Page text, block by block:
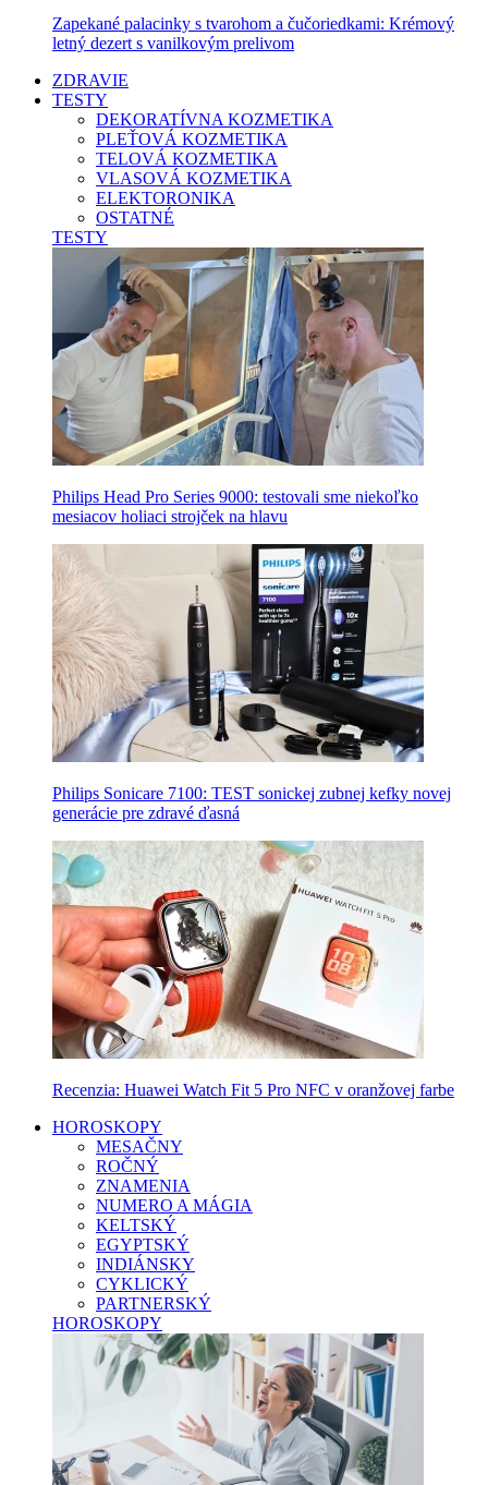
Zapekané palacinky s tvarohom a čučoriedkami: Krémový
letný dezert s vanilkovým prelivom
ZDRAVIE
TESTY
DEKORATÍVNA KOZMETIKA
PLEŤOVÁ KOZMETIKA
TELOVÁ KOZMETIKA
VLASOVÁ KOZMETIKA
ELEKTORONIKA
OSTATNÉ
TESTY
Philips Head Pro Series 9000: testovali sme niekoľko
mesiacov holiaci strojček na hlavu
Philips Sonicare 7100: TEST sonickej zubnej kefky novej
generácie pre zdravé ďasná
Recenzia: Huawei Watch Fit 5 Pro NFC v oranžovej farbe
HOROSKOPY
MESAČNY
ROČNÝ
ZNAMENIA
NUMERO A MÁGIA
KELTSKÝ
EGYPTSKÝ
INDIÁNSKY
CYKLICKÝ
PARTNERSKÝ
HOROSKOPY